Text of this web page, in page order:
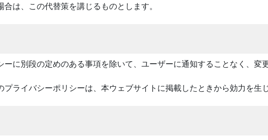
は、この代替策を講じるものとします。
ーに別段の定めのある事項を除いて、ユーザーに通知することなく、変
ライバシーポリシーは、本ウェブサイトに掲載したときから効力を生